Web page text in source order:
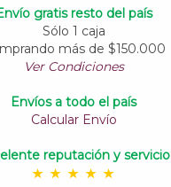
gratis resto del país
Sólo 1 caja
más de $150.000
Ver Condiciones
Envíos a todo el país
Calcular Envío
reputación y servicio